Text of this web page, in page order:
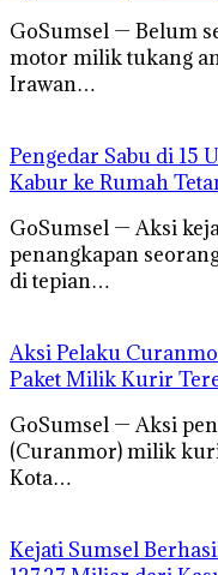
GoSumsel — Belum
motor milik tukang
Irawan…
Pengedar Sabu di 15
Kabur ke Rumah
GoSumsel — Aksi
penangkapan
di tepian…
Aksi Pelaku
Paket Milik Kurir
GoSumsel — Aksi
(Curanmor) milik
Kota…
Kejati Sumsel